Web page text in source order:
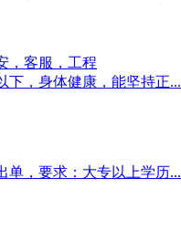
，客服，工程
下，身体健康，能坚持正...
单，要求：大专以上学历...